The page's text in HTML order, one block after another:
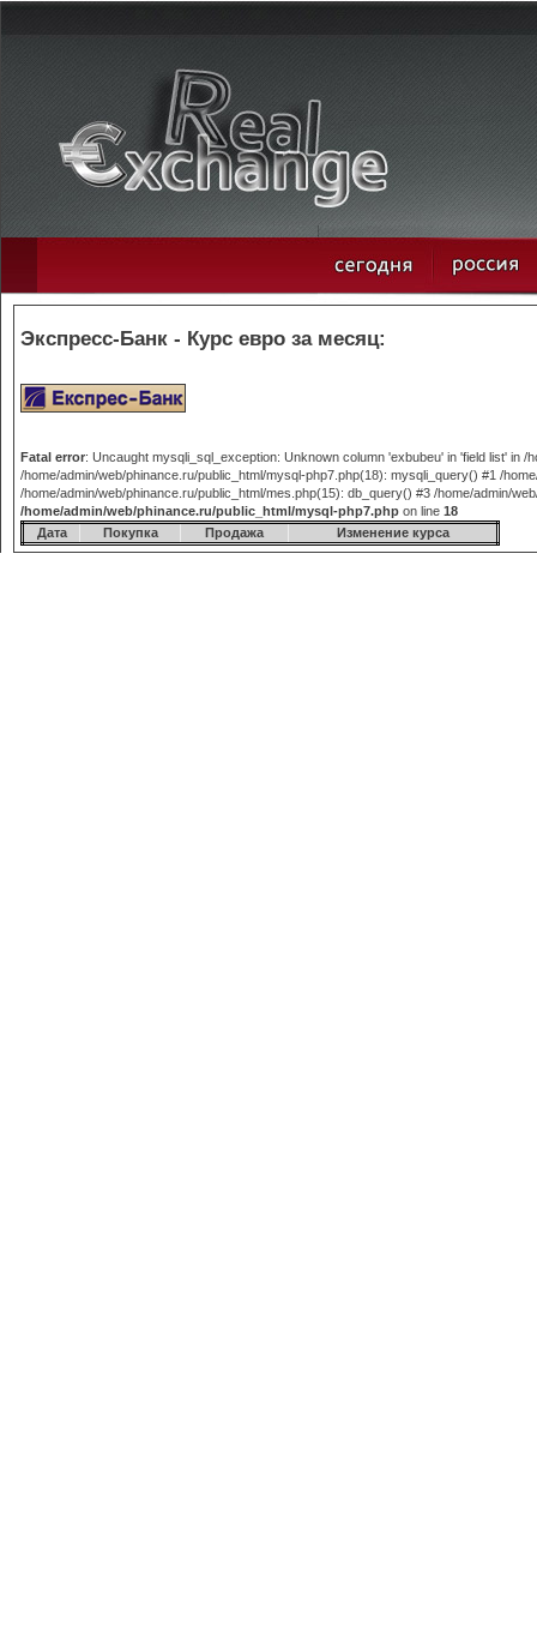
Экспресс-Банк - Курс евро за месяц:
Fatal error: Uncaught mysqli_sql_exception: Unknown column 'exbubeu' in 'field list' in
/home/admin/web/phinance.ru/public_html/mysql-php7.php(18): mysqli_query() #1 /
/home/admin/web/phinance.ru/public_html/mes.php(15): db_query() #3 /home/admin/
/home/admin/web/phinance.ru/public_html/mysql-php7.php on line 18
Дата
Покупка Продажа Изменение курса